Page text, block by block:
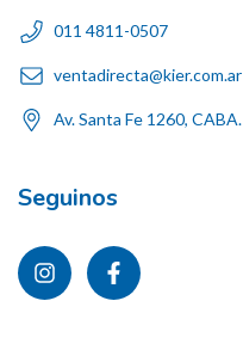
011 4811-0507
ventadirecta@kier.com.ar
Av. Santa Fe 1260, CABA.
Seguinos